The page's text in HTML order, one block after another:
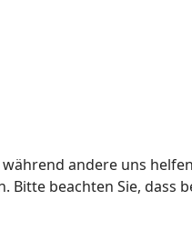
andere uns
Bitte beachten Sie,